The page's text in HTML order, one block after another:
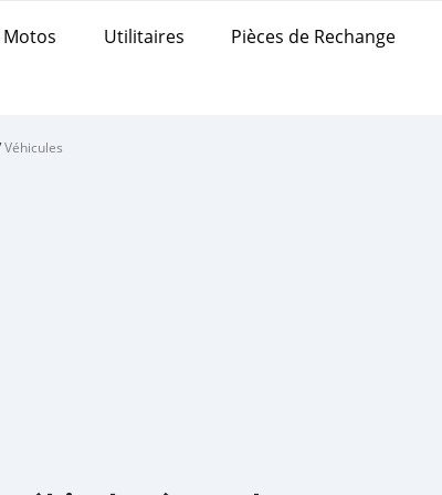
Motos Utilitaires Pièces de Rechange
Véhicules